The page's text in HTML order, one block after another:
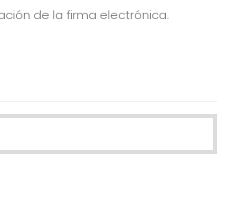
de la firma electrónica.